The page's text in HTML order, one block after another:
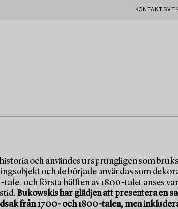
KONTAKT
och användes ursprungligen som
och de började användas som
talet och första hälften av 1800-talet anses
Bukowskis har glädjen att presentera en
från 1700- och 1800-talen, men